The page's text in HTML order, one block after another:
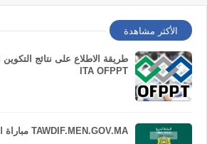
الأكثر مشاهدة
ITA OFPPT
TAWDIF.MEN.GOV.MA مباراة التعليم 2026/2025